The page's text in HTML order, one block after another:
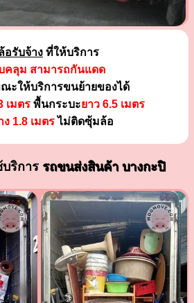
อรับจ้าง ที่ให้บริการ
คลุม สามารถกันแดด
ะให้บริการขนย้ายของได้
เมตรพื้นกระบะยาว 6.5 เมตร
ง 1.8 เมตรไม่ติดซุ้มล้อ
ริการ รถขนส่งสินค้า บางกะปิ